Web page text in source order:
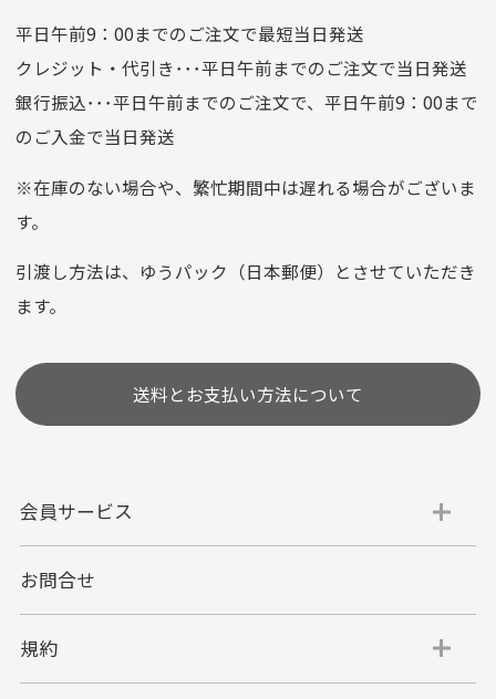
口座番号
0776226
口座名義
株式会社一条
クレジットカード
選びいただけない場合がございます。
代金引換
代引手数料一律400円
平日午前9：00までのご注文で最短当日発送
クレジット・代引き･･･平日午前までのご注文で当日発送
銀行振込･･･平日午前までのご注文で、平日午前9：00まで
のご入金で当日発送
※在庫のない場合や、繁忙期間中は遅れる場合がございま
す。
引渡し方法は、ゆうパック（日本郵便）とさせていただき
ます。
送料とお支払い方法について
会員サービス
お問合せ
規約